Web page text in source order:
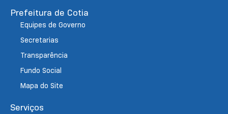
Prefeitura de Cotia
Equipes de Governo
Secretarias
Transparência
Fundo Social
Mapa do Site
Serviços